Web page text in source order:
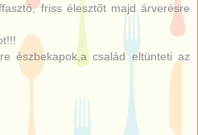
friss élesztőt majd árverésre
észbekapok,a család eltünteti az